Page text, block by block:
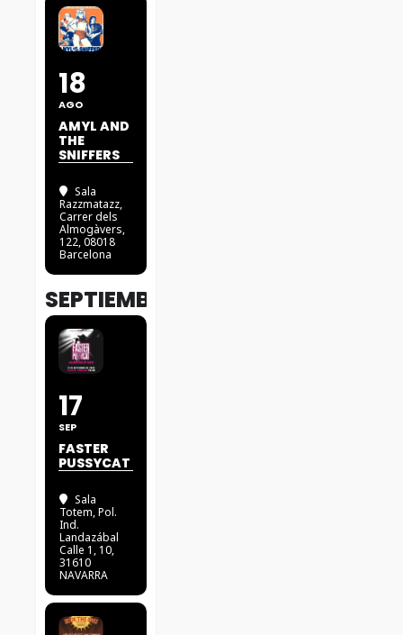
18
AGO
AMYL AND
THE
SNIFFERS
Sala
Razzmatazz,
Carrer dels
Almogàvers,
122, 08018
Barcelona
SEPTIEMBRE
17
SEP
FASTER
PUSSYCAT
Sala
Totem, Pol.
Ind.
Landazábal
Calle 1, 10,
31610
NAVARRA